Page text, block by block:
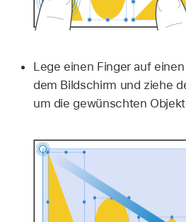
Lege einen Finger auf
dem Bildschirm und ziehe
um die gewünschten